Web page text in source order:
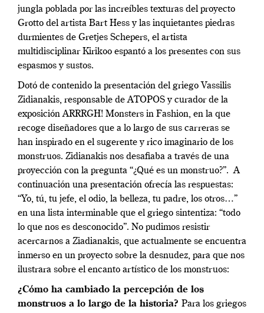
jungla poblada por las increíbles texturas del proyecto
Grotto del artista Bart Hess y las inquietantes piedras
durmientes de Gretjes Schepers, el artista
multidisciplinar Kirikoo espantó a los presentes con sus
espasmos y sustos.
Dotó de contenido la presentación del griego Vassilis
Zidianakis, responsable de ATOPOS y curador de la
exposición ARRRGH! Monsters in Fashion, en la que
recoge diseñadores que a lo largo de sus carreras se
han inspirado en el sugerente y rico imaginario de los
monstruos. Zidianakis nos desafiaba a través de una
proyección con la pregunta “¿Qué es un monstruo?”. A
continuación una presentación ofrecía las respuestas:
“Yo, tú, tu jefe, el odio, la belleza, tu padre, los otros…”
en una lista interminable que el griego sintentiza: “todo
lo que nos es desconocido”. No pudimos resistir
acercarnos a Ziadianakis, que actualmente se encuentra
inmerso en un proyecto sobre la desnudez, para que nos
ilustrara sobre el encanto artístico de los monstruos:
¿Cómo ha cambiado la percepción de los
monstruos a lo largo de la historia? Para los griegos